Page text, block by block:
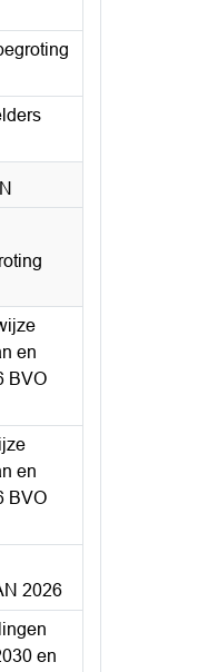
en
BVO
en
BVO
2026
en